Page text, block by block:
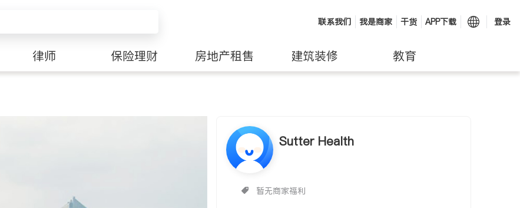
联系我们 我是商家 干货 APP下载 登录
律师 保险理财 房地产租售 建筑装修 教育
Sutter Health
暂无商家福利